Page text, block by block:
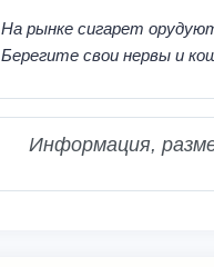
На рынке сигарет
Берегите свои нервы и
Информация,